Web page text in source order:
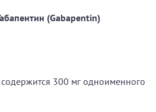
(Gabapentin)
содержится 300 мг одноименного